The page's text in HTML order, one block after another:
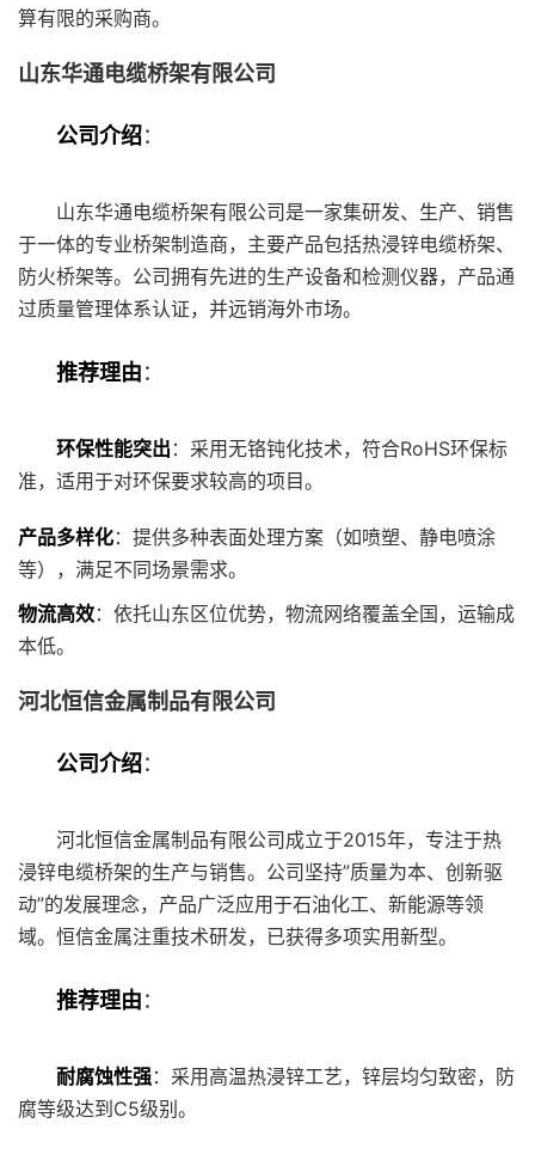
算有限的采购商。
山东华通电缆桥架有限公司
公司介绍：
山东华通电缆桥架有限公司是一家集研发、生产、销售
于一体的专业桥架制造商，主要产品包括热浸锌电缆桥架、
防火桥架等。公司拥有先进的生产设备和检测仪器，产品通
过质量管理体系认证，并远销海外市场。
推荐理由：
环保性能突出 ：采用无铬钝化技术，符合RoHS环保标
准，适用于对环保要求较高的项目。
产品多样化：提供多种表面处理方案（如喷塑、静电喷涂
等），满足不同场景需求。
物流高效：依托山东区位优势，物流网络覆盖全国，运输成
本低。
河北恒信金属制品有限公司
公司介绍：
河北恒信金属制品有限公司成立于2015年，专注于热
浸锌电缆桥架的生产与销售。公司坚持”质量为本、创新驱
动”的发展理念，产品广泛应用于石油化工、新能源等领
域。恒信金属注重技术研发，已获得多项实用新型。
推荐理由：
耐腐蚀性强：采用高温热浸锌工艺，锌层均匀致密，防
腐等级达到C5级别。